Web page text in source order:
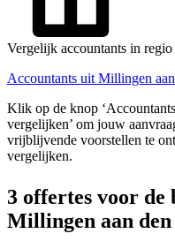
Vergelijk accountants in
Accountants uit Millingen
Klik op de knop
vergelijken’ om jouw
vrijblijvende voorstellen te
vergelijken.
3 offertes voor de
Millingen aan